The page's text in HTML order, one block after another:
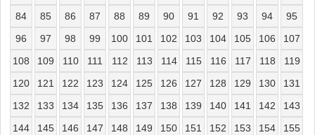
84
85 86 87 88 89 90 91 92 93 94
95
96
97 98 99 100 101 102 103 104 105 106
107
108
109 110 111 112 113 114 115 116 117 118
119
120
121 122 123 124 125 126 127 128 129 130
131
132
133 134 135 136 137 138 139 140 141 142
143
144
145 146 147 148 149 150 151 152 153 154
155